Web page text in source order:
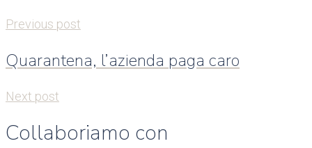
Previous post
Quarantena, l’azienda paga caro
Next post
Collaboriamo con